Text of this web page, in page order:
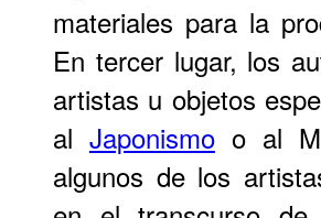
materiales para la
En tercer lugar, los
artistas u objetos
al Japonismoo al
algunos de los